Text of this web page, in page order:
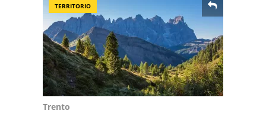
TERRITORIO
Trento